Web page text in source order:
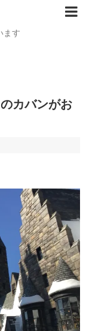
ます
カバンがお